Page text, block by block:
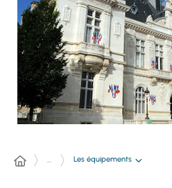
... Les équipements